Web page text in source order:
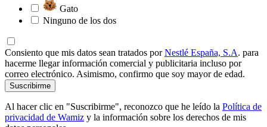
Gato
Ninguno de los dos
Consiento que mis datos sean tratados porNestlé España, S.A. para
hacerme llegar información comercial y publicitaria incluso por
correo electrónico. Asimismo, confirmo que soy mayor de edad.
Suscribirme
Al hacer clic en "Suscribirme", reconozco que he leído la Política de
privacidad de Wamiz y la información sobre los derechos de mis